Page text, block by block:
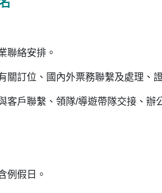
聯絡安排。
關訂位、國內外票務聯繫及處理、
客戶聯繫、領隊/導遊帶隊交接、
例假日。